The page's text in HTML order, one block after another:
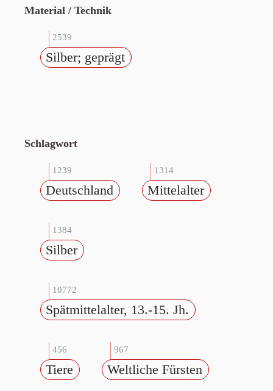
Material / Technik
2539
Silber; geprägt
Schlagwort
1239
Deutschland
1314
Mittelalter
1384
Silber
10772
Spätmittelalter, 13.-15. Jh.
456
Tiere
967
Weltliche Fürsten